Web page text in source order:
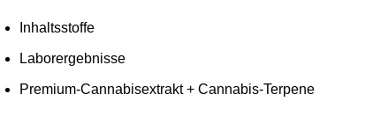
Inhaltsstoffe
Laborergebnisse
Premium-Cannabisextrakt + Cannabis-Terpene